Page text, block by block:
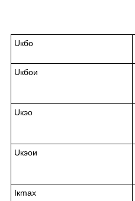
Uкбо
Uкбои
Uкэо
Uкэои
Iкmax